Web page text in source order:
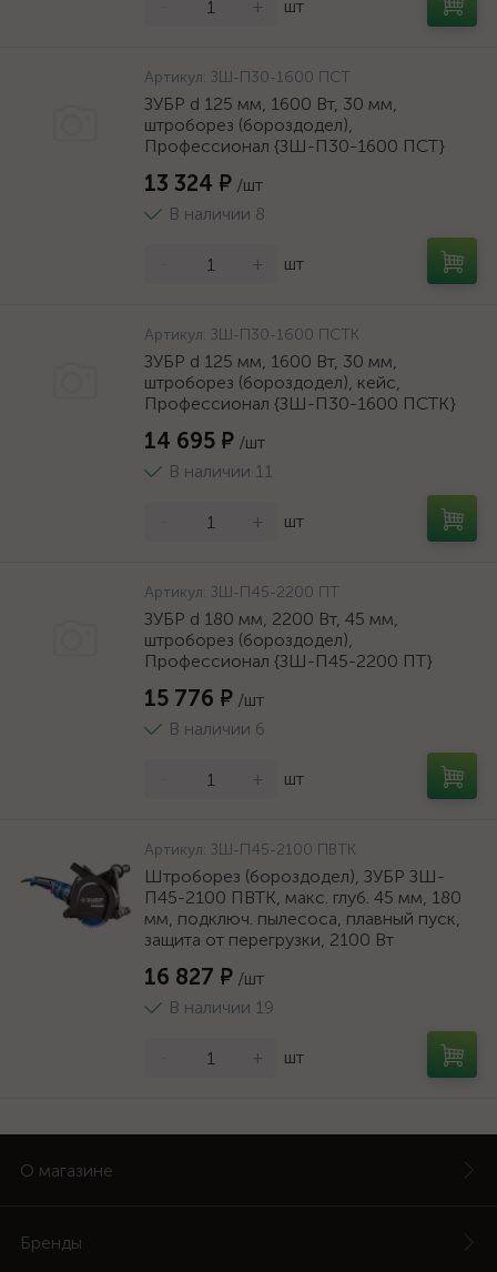
+ шт
Артикул: ЗШ-П30-1600 ПСТ
ЗУБР d 125 мм, 1600 Вт, 30 мм,
штроборез (бороздодел),
Профессионал {ЗШ-П30-1600 ПСТ}
13 324 ₽ /шт
В наличии 8
+ шт
Артикул: ЗШ-П30-1600 ПСТК
ЗУБР d 125 мм, 1600 Вт, 30 мм,
штроборез (бороздодел), кейс,
Профессионал {ЗШ-П30-1600 ПСТК}
14 695 ₽ /шт
В наличии 11
+ шт
Артикул: ЗШ-П45-2200 ПТ
ЗУБР d 180 мм, 2200 Вт, 45 мм,
штроборез (бороздодел),
Профессионал {ЗШ-П45-2200 ПТ}
15 776 ₽ /шт
В наличии 6
+ шт
Артикул: ЗШ-П45-2100 ПВТК
Штроборез (бороздодел), ЗУБР ЗШ-
П45-2100 ПВТК, макс. глуб. 45 мм, 180
мм, подключ. пылесоса, плавный пуск,
защита от перегрузки, 2100 Вт
16 827 ₽ /шт
В наличии 19
+ шт
О магазине
Бренды